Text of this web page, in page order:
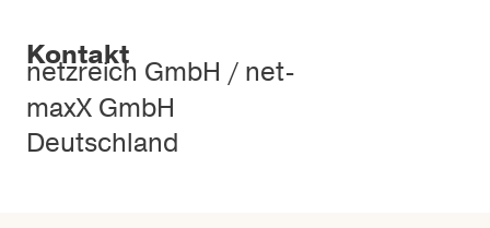
Kontakt
netzreich GmbH / net-
maxX GmbH
Deutschland